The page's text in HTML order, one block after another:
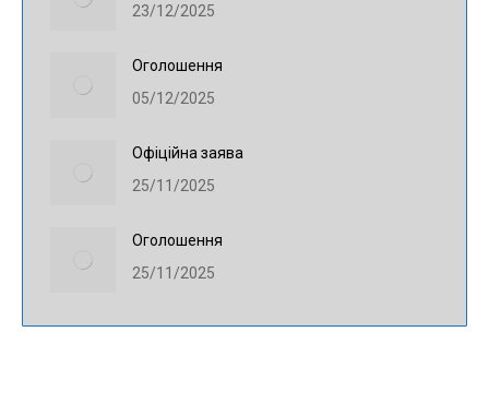
23/12/2025
Оголошення
05/12/2025
Офіційна заява
25/11/2025
Оголошення
25/11/2025